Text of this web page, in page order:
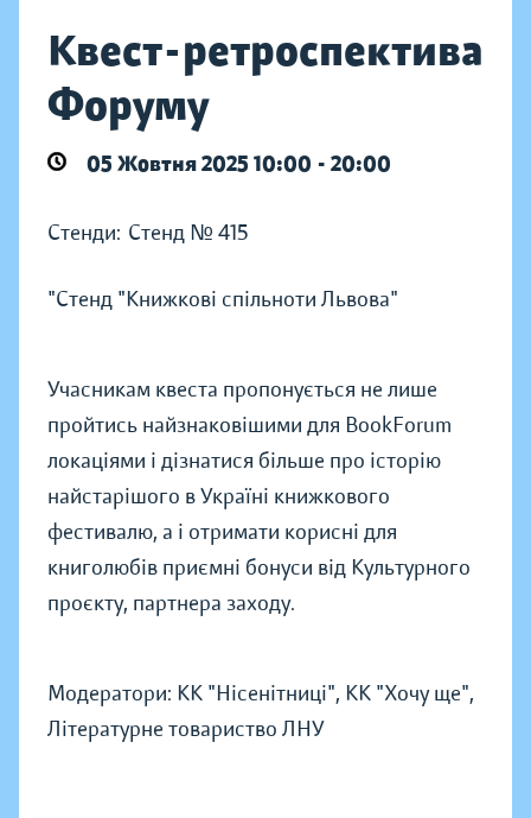
Квест-ретроспектива
Форуму
05 Жовтня 2025 10:00 - 20:00
Стенди: Стенд № 415
"Стенд "Книжкові спільноти Львова"
Учасникам квеста пропонується не лише
пройтись найзнаковішими для BookForum
локаціями і дізнатися більше про історію
найстарішого в Україні книжкового
фестивалю, а і отримати корисні для
книголюбів приємні бонуси від Культурного
проєкту, партнера заходу.
Модератори: КК "Нісенітниці", КК "Хочу ще",
Літературне товариство ЛНУ